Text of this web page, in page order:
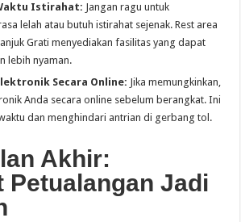
Istirahat: Jangan ragu untuk
lelah atau butuh istirahat sejenak. Rest area
Grati menyediakan fasilitas yang dapat
lebih nyaman.
Secara Online: Jika memungkinkan,
Anda secara online sebelum berangkat. Ini
dan menghindari antrian di gerbang tol.
Akhir:
Petualangan Jadi